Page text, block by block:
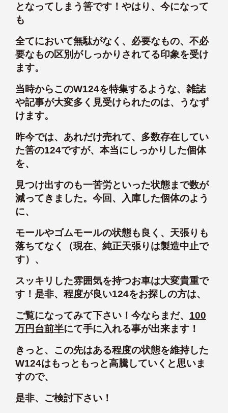
となってしまう筈です！やはり、今になって
も
全てにおいて無駄がなく、必要なもの、不必
要なもの区別がしっかりされてる印象を受け
ます。
当時からこのW124を特集するような、雑誌
や記事が大変多く見受けられたのは、うなず
けます。
昨今では、あれだけ売れて、多数存在してい
た筈の124ですが、本当にしっかりした個体
を、
見つけ出すのも一苦労といった状態まで数が
減ってきました。今回、入庫した個体のよう
に、
モールやゴムモールの状態も良く、天張りも
落ちてなく（現在、純正天張りは製造中止で
す）、
スッキリした雰囲気を持つお車は大変貴重で
す！是非、程度が良い124をお探しの方は、
ご覧になってみて下さい！今ならまだ、 100
万円台前半にて手に入れる事が出来ます！
きっと、この先はある程度の状態を維持した
W124はもっともっと高騰していくと思いま
すので、
是非、ご検討下さい！